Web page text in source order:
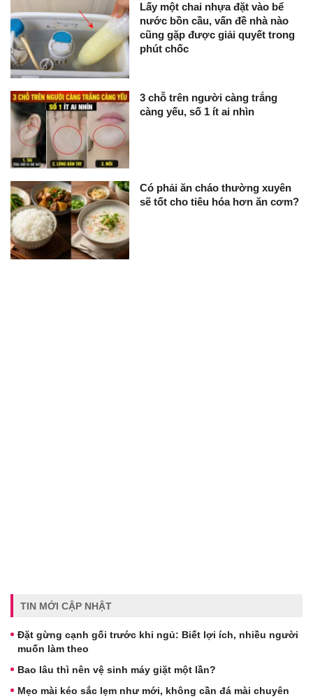
Lấy một chai nhựa đặt vào bể
nước bồn cầu, vấn đề nhà nào
cũng gặp được giải quyết trong
phút chốc
3 chỗ trên người càng trắng
càng yếu, số 1 ít ai nhìn
Có phải ăn cháo thường xuyên
sẽ tốt cho tiêu hóa hơn ăn cơm?
TIN MỚI CẬP NHẬT
Đặt gừng cạnh gối trước khi ngủ: Biết lợi ích, nhiều người
muốn làm theo
Bao lâu thì nên vệ sinh máy giặt một lần?
Mẹo mài kéo sắc lẹm như mới, không cần đá mài chuyên